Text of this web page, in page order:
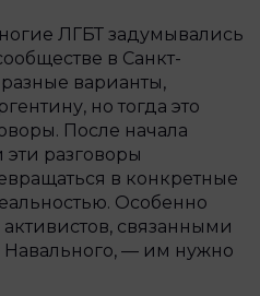
ЛГБТ задумывались
в Санкт-
варианты,
но тогда это
После начала
эти разговоры
в конкретные
Особенно
активистов, связанными
— им нужно